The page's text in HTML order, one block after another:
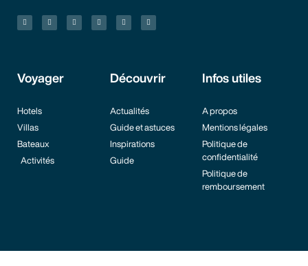
Voyager
Hotels
Villas
Bateaux
Activités
Découvrir
Actualités
Guide et astuces
Inspirations
Guide
Infos utiles
A propos
Mentions légales
Politique de
confidentialité
Politique de
remboursement